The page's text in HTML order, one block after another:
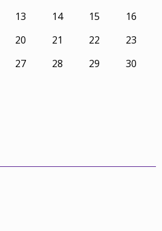
13 14 15
16
20 21 22
23
27 28 29
30